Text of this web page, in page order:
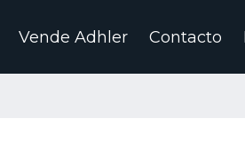
Vende Adhler Contacto